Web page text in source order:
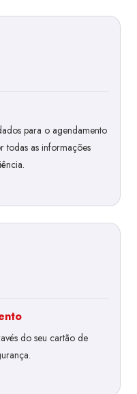
para o agendamento
todas as informações
do seu cartão de